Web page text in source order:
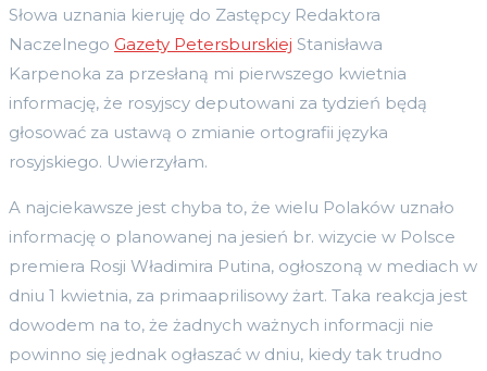
Słowa uznania kieruję do Zastępcy Redaktora
Naczelnego Gazety Petersburskiej Stanisława
Karpenoka za przesłaną mi pierwszego kwietnia
informację, że rosyjscy deputowani za tydzień będą
głosować za ustawą o zmianie ortografii języka
rosyjskiego. Uwierzyłam.
A najciekawsze jest chyba to, że wielu Polaków uznało
informację o planowanej na jesień br. wizycie w Polsce
premiera Rosji Władimira Putina, ogłoszoną w mediach w
dniu 1 kwietnia, za primaaprilisowy żart. Taka reakcja jest
dowodem na to, że żadnych ważnych informacji nie
powinno się jednak ogłaszać w dniu, kiedy tak trudno